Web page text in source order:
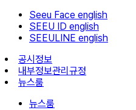
Seeu Face english
SEEU ID english
SEEULINE english
공시정보
내부정보관리규정
뉴스룸
뉴스룸